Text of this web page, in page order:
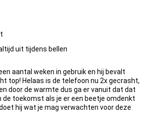
uit tijdens bellen
aantal weken in gebruik en hij bevalt
top! Helaas is de telefoon nu 2x gecrasht,
door de warmte dus ga er vanuit dat dat
de toekomst als je er een beetje omdenkt
hij wat je mag verwachten voor deze